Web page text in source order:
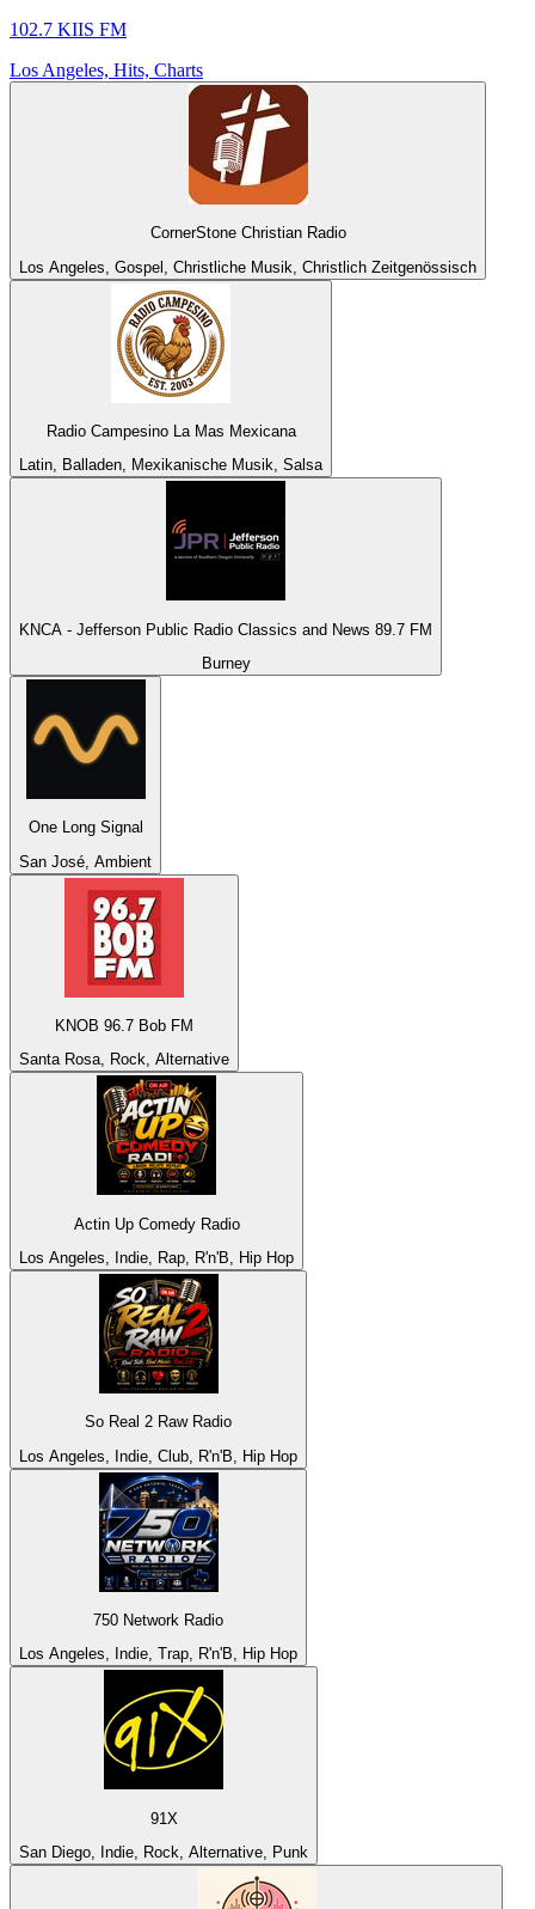
102.7 KIIS FM
Los Angeles, Hits, Charts
CornerStone Christian Radio
Los Angeles, Gospel, Christliche Musik, Christlich Zeitgenössisch
Radio Campesino La Mas Mexicana
Latin, Balladen, Mexikanische Musik, Salsa
KNCA - Jefferson Public Radio Classics and News 89.7 FM
Burney
One Long Signal
San José, Ambient
KNOB 96.7 Bob FM
Santa Rosa, Rock, Alternative
Actin Up Comedy Radio
Los Angeles, Indie, Rap, R'n'B, Hip Hop
So Real 2 Raw Radio
Los Angeles, Indie, Club, R'n'B, Hip Hop
750 Network Radio
Los Angeles, Indie, Trap, R'n'B, Hip Hop
91X
San Diego, Indie, Rock, Alternative, Punk